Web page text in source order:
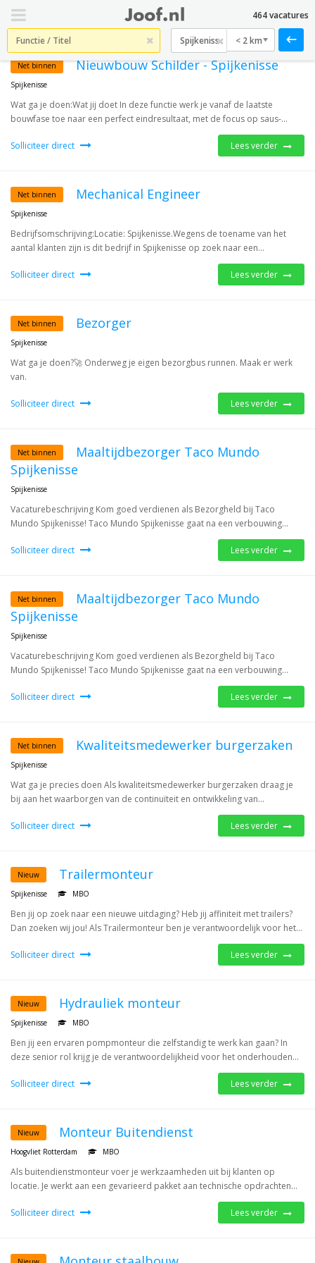
< 2 km
464 vacatures
Net binnen Nieuwbouw Schilder - Spijkenisse
Spijkenisse
Wat ga je doen:Wat jij doet In deze functie werk je vanaf de laatste
bouwfase toe naar een perfect eindresultaat, met de focus op saus-...
Solliciteer direct Lees verder
Net binnen Mechanical Engineer
Spijkenisse
Bedrijfsomschrijving:Locatie: Spijkenisse.Wegens de toename van het
aantal klanten zijn is dit bedrijf in Spijkenisse op zoek naar een...
Solliciteer direct Lees verder
Net binnen Bezorger
Spijkenisse
Wat ga je doen?🚀 Onderweg je eigen bezorgbus runnen. Maak er werk
van.
Solliciteer direct Lees verder
Net binnen
Maaltijdbezorger Taco Mundo
Spijkenisse
Spijkenisse
Vacaturebeschrijving Kom goed verdienen als Bezorgheld bij Taco
Mundo Spijkenisse! Taco Mundo Spijkenisse gaat na een verbouwing...
Solliciteer direct Lees verder
Net binnen
Maaltijdbezorger Taco Mundo
Spijkenisse
Spijkenisse
Vacaturebeschrijving Kom goed verdienen als Bezorgheld bij Taco
Mundo Spijkenisse! Taco Mundo Spijkenisse gaat na een verbouwing...
Solliciteer direct Lees verder
Net binnen Kwaliteitsmedewerker burgerzaken
Spijkenisse
Wat ga je precies doen Als kwaliteitsmedewerker burgerzaken draag je
bij aan het waarborgen van de continuïteit en ontwikkeling van...
Solliciteer direct Lees verder
Nieuw Trailermonteur
Spijkenisse MBO
Ben jij op zoek naar een nieuwe uitdaging? Heb jij affiniteit met trailers?
Dan zoeken wij jou! Als Trailermonteur ben je verantwoordelijk voor het...
Solliciteer direct Lees verder
Nieuw Hydrauliek monteur
Spijkenisse MBO
Ben jij een ervaren pompmonteur die zelfstandig te werk kan gaan? In
deze senior rol krijg je de verantwoordelijkheid voor het onderhouden...
Solliciteer direct Lees verder
Nieuw Monteur Buitendienst
Hoogvliet Rotterdam MBO
Als buitendienstmonteur voer je werkzaamheden uit bij klanten op
locatie. Je werkt aan een gevarieerd pakket aan technische opdrachten...
Solliciteer direct Lees verder